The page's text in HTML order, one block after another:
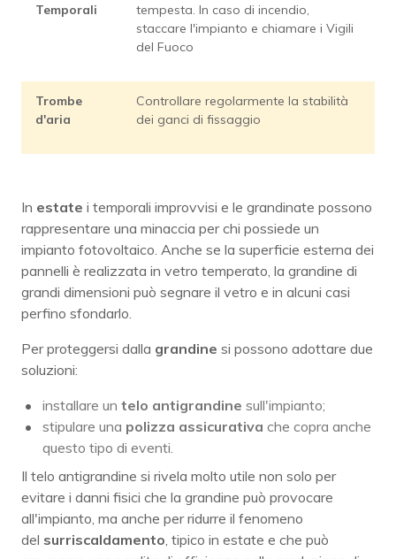
Temporali
tempesta. In caso di incendio,
staccare l'impianto e chiamare i Vigili
del Fuoco
Trombe
d'aria
Controllare regolarmente la stabilità
dei ganci di fissaggio
In estate i temporali improvvisi e le grandinate possono
rappresentare una minaccia per chi possiede un
impianto fotovoltaico. Anche se la superficie esterna dei
pannelli è realizzata in vetro temperato, la grandine di
grandi dimensioni può segnare il vetro e in alcuni casi
perfino sfondarlo.
Per proteggersi dalla grandine si possono adottare due
soluzioni:
installare un telo antigrandine sull'impianto;
stipulare una polizza assicurativa che copra anche
questo tipo di eventi.
Il telo antigrandine si rivela molto utile non solo per
evitare i danni fisici che la grandine può provocare
all'impianto, ma anche per ridurre il fenomeno
del surriscaldamento , tipico in estate e che può